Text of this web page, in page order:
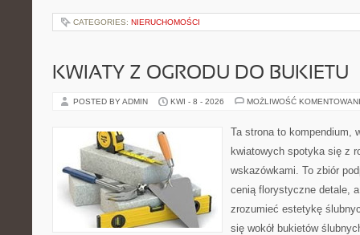
CATEGORIES: NIERUCHOMOŚCI
KWIATY Z OGRODU DO BUKIETU
POSTED BY ADMIN KWI - 8 - 2026 MOŻLIWOŚĆ
Ta strona to kompendium,
kwiatowych spotyka się z
wskazówkami. To zbiór
cenią florystyczne detale,
zrozumieć estetykę
się wokół bukietów